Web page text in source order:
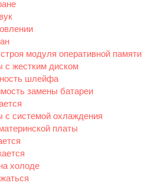
модуля оперативной памяти
жестким диском
шлейфа
замены батареи
системой охлаждения
платы
холоде